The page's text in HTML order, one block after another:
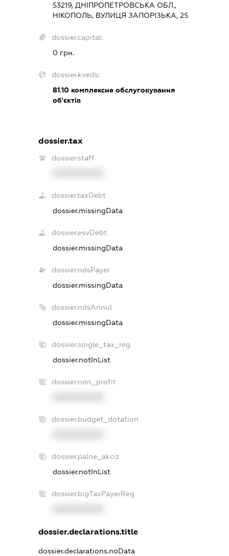
53219, ДНІПРОПЕТРОВСЬКА ОБЛ.,
НІКОПОЛЬ, ВУЛИЦЯ ЗАПОРІЗЬКА, 25
dossier.capital:
0 грн.
dossier.kveds:
81.10комплексне обслуговування
об'єктів
dossier.tax
dossier.staff
dossier.taxDebt
dossier.missingData
dossier.esvDebt
dossier.missingData
dossier.ndsPayer
dossier.missingData
dossier.ndsAnnul
dossier.missingData
dossier.single_tax_reg
dossier.notInList
dossier.non_profit
dossier.budget_dotation
dossier.palne_akciz
dossier.notInList
dossier.bigTaxPayerReg
dossier.declarations.title
dossier.declarations.noData